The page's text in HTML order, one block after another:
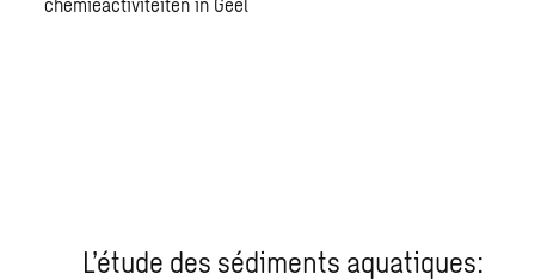
L’étude des sédiments aquatiques: